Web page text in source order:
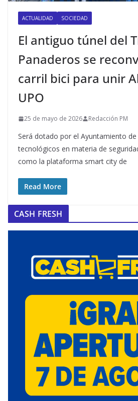
ACTUALIDAD SOCIEDAD
El antiguo túnel del
Panaderos se
carril bici para unir
UPO
25 de mayo de 2026 Redacción PM
Será dotado por el Ayuntamiento
tecnológicos en materia de
como la plataforma smart city de
Read More
CASH FRESH